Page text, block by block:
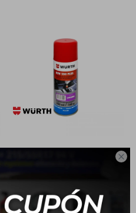

Wurth Limpiador A/C
513